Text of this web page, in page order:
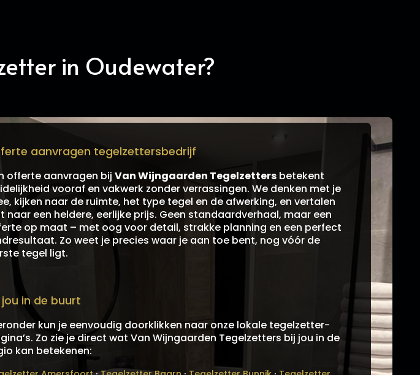
in Oudewater?
aanvragen tegelzettersbedrijf
offerte aanvragen bij Van Wijngaarden Tegelzettersbetekent
vooraf en vakwerk zonder verrassingen. We denken met je
kijken naar de ruimte, het type tegel en de afwerking, en vertalen
naar een heldere, eerlijke prijs. Geen standaardverhaal, maar een
op maat – met oog voor detail, strakke planning en een perfect
Zo weet je precies waar je aan toe bent, nog vóór de
tegel ligt.
jou in de buurt
kun je eenvoudig doorklikken naar onze lokale tegelzetter-
Zo zie je direct wat Van Wijngaarden Tegelzetters bij jou in de
kan betekenen: